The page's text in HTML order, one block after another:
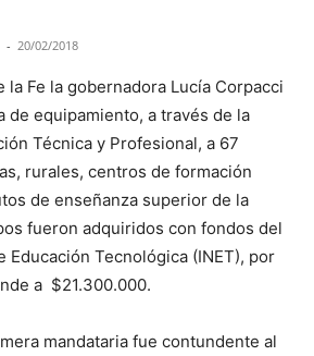
- 20/02/2018
la Fe la gobernadora Lucía Corpacci
de equipamiento, a través de la
Técnica y Profesional, a 67
rurales, centros de formación
de enseñanza superior de la
fueron adquiridos con fondos del
Educación Tecnológica (INET), por
a $21.300.000.
mandataria fue contundente al